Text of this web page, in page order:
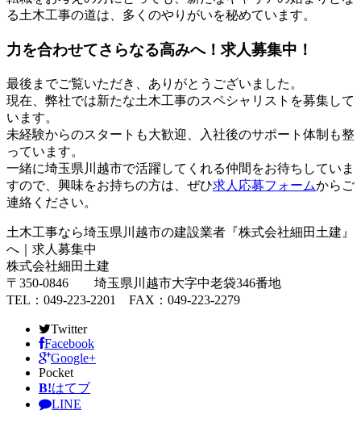
る土木工事の道は、多くのやりがいを秘めています。
力を合わせてさらなる高みへ！求人募集中！
最後までご覧いただき、ありがとうございました。
現在、弊社では新たな土木工事のスペシャリストを募集して
います。
未経験からのスタートも大歓迎、入社後のサポート体制も整
っています。
一緒に埼玉県川越市で活躍してくれる仲間をお待ちしていま
すので、興味をお持ちの方は、ぜひ求人応募フォームからご
連絡ください。
土木工事なら埼玉県川越市の建設業者『株式会社細田土建』
へ｜求人募集中
株式会社細田土建
〒350-0846 埼玉県川越市大字中老袋346番地
TEL：049-223-2201 FAX：049-223-2279
Twitter
Facebook
Google+
Pocket
B!はてブ
LINE